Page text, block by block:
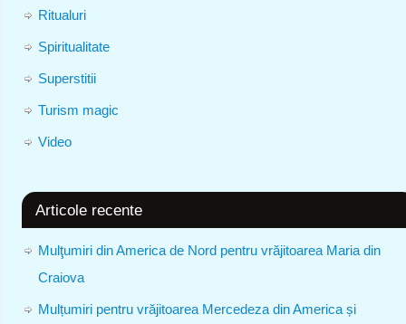
Ritualuri
Spiritualitate
Superstitii
Turism magic
Video
Articole recente
Mulţumiri din America de Nord pentru vrăjitoarea Maria din
Craiova
Mulțumiri pentru vrăjitoarea Mercedeza din America și